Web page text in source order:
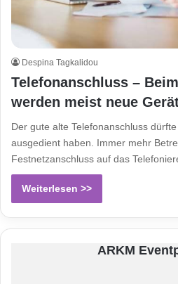
Despina Tagkalidou
Telefonanschluss –
werden meist neue
Der gute alte Telefonanschluss
ausgedient haben. Immer mehr
Festnetzanschluss auf das
Weiterlesen >>
ARKM